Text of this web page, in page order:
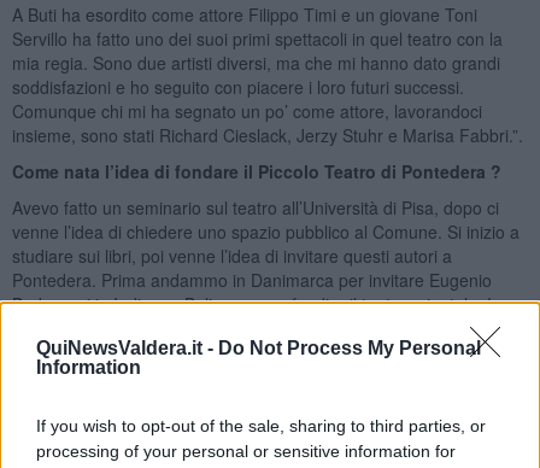
QuiNewsValdera.it - Do Not Process My Personal
Information
If you wish to opt-out of the sale, sharing to third parties, or
processing of your personal or sensitive information for
A Buti ha esordito come attore Filippo Timi e un giovane Toni
Servillo ha fatto uno dei suoi primi spettacoli in quel teatro con la
mia regia. Sono due artisti diversi, ma che mi hanno dato grandi
soddisfazioni e ho seguito con piacere i loro futuri successi.
Comunque chi mi ha segnato un po’ come attore, lavorandoci
insieme, sono stati Richard Cieslack, Jerzy Stuhr e Marisa Fabbri.”.
Come nata l’idea di fondare il Piccolo Teatro di Pontedera ?
Avevo fatto un seminario sul teatro all’Università di Pisa, dopo ci
venne l’idea di chiedere uno spazio pubblico al Comune. Si inizio a
studiare sui libri, poi venne l’idea di invitare questi autori a
Pontedera. Prima andammo in Danimarca per invitare Eugenio
Barba, poi in India e a Bali per approfondire il teatro orientale. In un
certo modo si può affermare che il meglio del teatro mondiale è
passato da Pontedera, come non ricordare la presenza di Peter
Brook.
Il teatro è sempre stato considerato una cosa altra, diversa. C’è